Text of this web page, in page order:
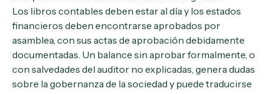
Los libros contables deben estar al día y los estados
financieros deben encontrarse aprobados por
asamblea, con sus actas de aprobación debidamente
documentadas. Un balance sin aprobar formalmente, o
con salvedades del auditor no explicadas, genera dudas
sobre la gobernanza de la sociedad y puede traducirse